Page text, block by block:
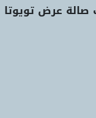
صالة عرض تويوتا